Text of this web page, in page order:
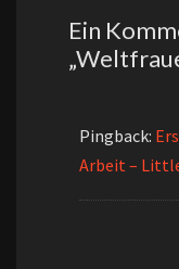
Ein
„
Pingback:
Arbeit –